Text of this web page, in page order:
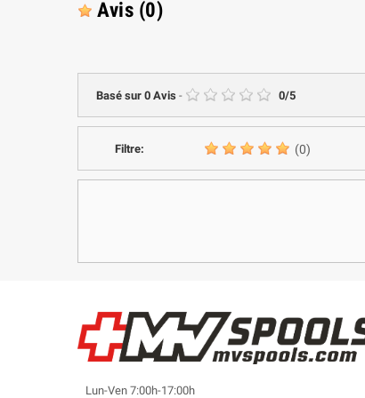
Avis (0)
Basé sur 0 Avis - 0/5
Filtre: (0)
Lun-Ven 7:00h-17:00h